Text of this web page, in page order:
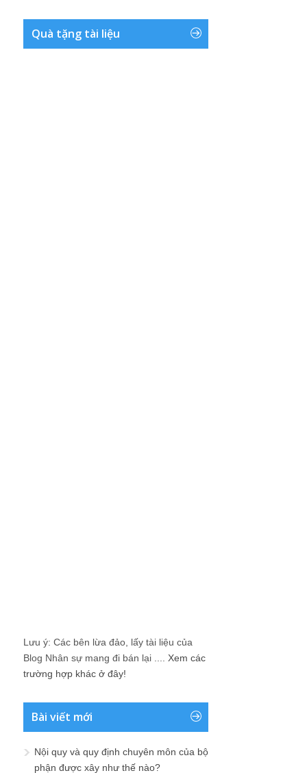
Quà tặng tài liệu
Lưu ý: Các bên lừa đảo, lấy tài liệu của
Blog Nhân sự mang đi bán lại .... Xem các
trường hợp khác ở đây!
Bài viết mới
Nội quy và quy định chuyên môn của bộ
phận được xây như thế nào?